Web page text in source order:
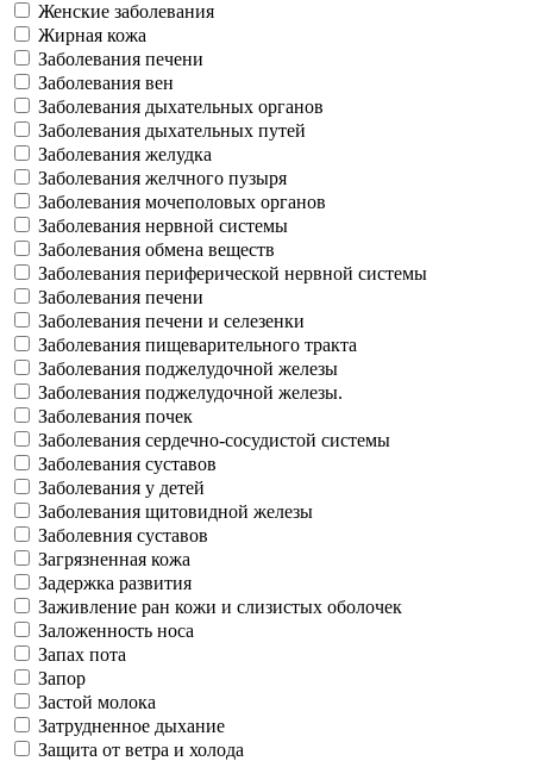
Женские заболевания
Жирная кожа
Заболевания печени
Заболевания вен
Заболевания дыхательных органов
Заболевания дыхательных путей
Заболевания желудка
Заболевания желчного пузыря
Заболевания мочеполовых органов
Заболевания нервной системы
Заболевания обмена веществ
Заболевания периферической нервной системы
Заболевания печени
Заболевания печени и селезенки
Заболевания пищеварительного тракта
Заболевания поджелудочной железы
Заболевания поджелудочной железы.
Заболевания почек
Заболевания сердечно-сосудистой системы
Заболевания суставов
Заболевания у детей
Заболевания щитовидной железы
Заболевния суставов
Загрязненная кожа
Задержка развития
Заживление ран кожи и слизистых оболочек
Заложенность носа
Запах пота
Запор
Застой молока
Затрудненное дыхание
Защита от ветра и холода